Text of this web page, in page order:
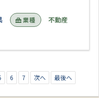
業種 不動産
6 7 次へ 最後へ